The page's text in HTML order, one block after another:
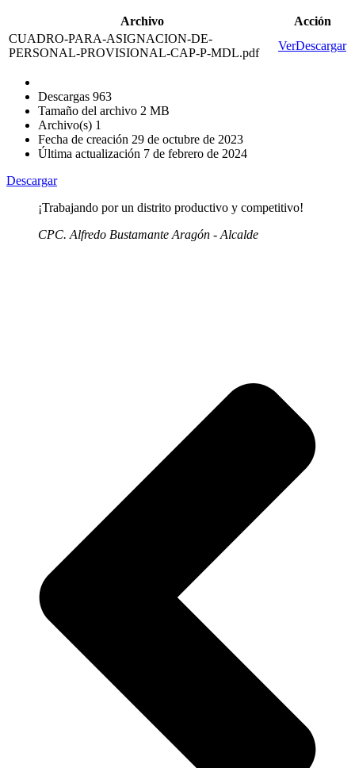
Archivo
Acción
CUADRO-PARA-ASIGNACION-DE-
PERSONAL-PROVISIONAL-CAP-P-MDL.pdf
VerDescargar
Descargas 963
Tamaño del archivo 2 MB
Archivo(s) 1
Fecha de creación 29 de octubre de 2023
Última actualización 7 de febrero de 2024
Descargar
¡Trabajando por un distrito productivo y competitivo!
CPC. Alfredo Bustamante Aragón - Alcalde